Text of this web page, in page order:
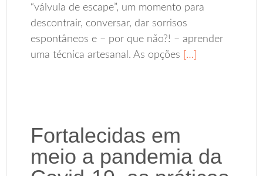
“válvula de escape”, um momento para
descontrair, conversar, dar sorrisos
espontâneos e – por que não?! – aprender
uma técnica artesanal. As opções […]
Fortalecidas em
meio a pandemia da